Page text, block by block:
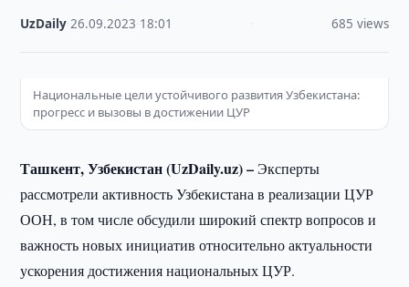
UzDaily ·26.09.2023 18:01 685 views
Национальные цели устойчивого развития Узбекистана:
прогресс и вызовы в достижении ЦУР
Ташкент, Узбекистан (UzDaily.uz) – Эксперты
рассмотрели активность Узбекистана в реализации ЦУР
ООН, в том числе обсудили широкий спектр вопросов и
важность новых инициатив относительно актуальности
ускорения достижения национальных ЦУР.